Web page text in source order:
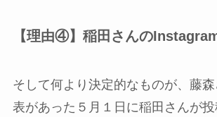
【理由④】稲田さんの
そして何より決定的なものが、藤
表があった５月１日に稲田さんが投